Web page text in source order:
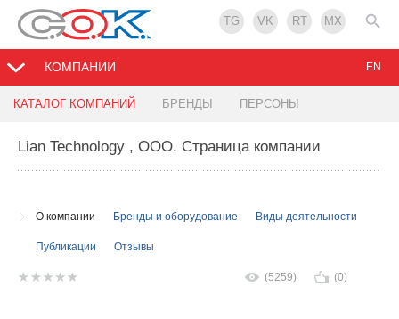
TG VK RT MX
КОМПАНИИ
КАТАЛОГ КОМПАНИЙ БРЕНДЫ ПЕРСОНЫ
EN
Lian Technology , ООО. Страница компании
О компании Бренды и оборудование Виды деятельности
Публикации Отзывы
(5259) (0)